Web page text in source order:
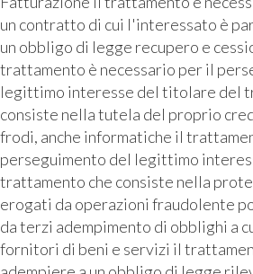
un contratto di cui l'interessato è
un obbligo di legge recupero e
trattamento è necessario per il
legittimo interesse del titolare del
consiste nella tutela del proprio
frodi, anche informatiche il
perseguimento del legittimo
trattamento che consiste nella
erogati da operazioni fraudolente
da terzi adempimento di obblighi a
fornitori di beni e servizi il